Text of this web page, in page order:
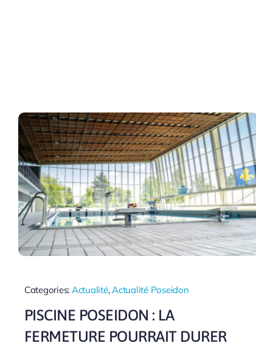
Categories: Actualité,Actualité Poseidon
PISCINE POSEIDON : LA
FERMETURE POURRAIT DURER